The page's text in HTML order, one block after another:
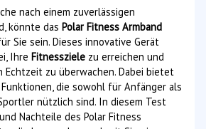
nach einem zuverlässigen
könnte dasPolar Fitness Armband
Sie sein. Dieses innovative Gerät
IhreFitnessziele zu erreichen und
Echtzeit zu überwachen. Dabei bietet
die sowohl für Anfänger als
nützlich sind. In diesem Test
Nachteile des Polar Fitness